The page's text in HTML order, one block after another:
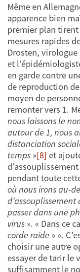
Même en
apparence bien
premier plan tirent
mesures rapides
Drosten,
et
en garde contre
de reproduction
moyen de
remonter vers 1.
nous laissons le
autour de 1, nous
distanciation
temps »[8] et
pendant toute
où nous irons au-
passer dans une
virus ». « Dans ce
corde raide » ».
choisir une autre
essayer de tarir le
suffisamment le